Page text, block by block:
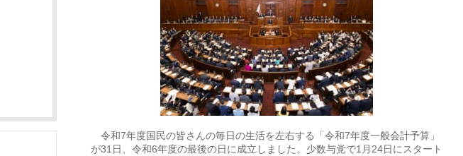
令和7年度国民の皆さんの毎日の生活を左右する「令和7年度一般会計予算」
が31日、令和6年度の最後の日に成立しました。少数与党で1月24日にスタート